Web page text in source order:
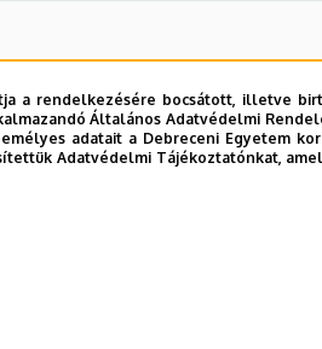
a rendelkezésére bocsátott, illetve
Általános Adatvédelmi
adatait a Debreceni Egyetem
Adatvédelmi Tájékoztatónkat,